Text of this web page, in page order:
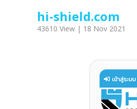
hi-shield.com
43610 View | 18 Nov 2021